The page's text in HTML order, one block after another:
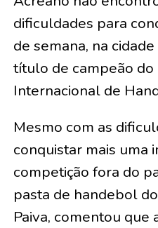
dificuldades para
de semana, na
título de campeão do
Internacional de
Mesmo com as
conquistar mais uma
competição fora do
pasta de handebol
Paiva, comentou que